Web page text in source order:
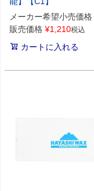
メーカー希望小売価格
販売価格 ¥1,210税込
カートに入れる